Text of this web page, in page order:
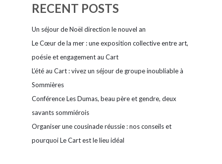
RECENT POSTS
Un séjour de Noël direction le nouvel an
Le Cœur de la mer : une exposition collective entre art,
poésie et engagement au Cart
L’été au Cart : vivez un séjour de groupe inoubliable à
Sommières
Conférence Les Dumas, beau père et gendre, deux
savants sommiérois
Organiser une cousinade réussie : nos conseils et
pourquoi Le Cart est le lieu idéal